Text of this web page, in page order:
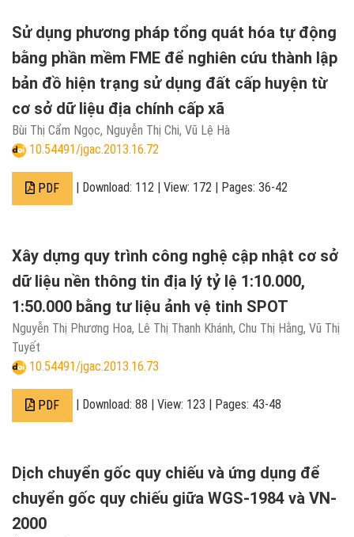
Sử dụng phương pháp tổng quát hóa tự động
bằng phần mềm FME để nghiên cứu thành lập
bản đồ hiện trạng sử dụng đất cấp huyện từ
cơ sở dữ liệu địa chính cấp xã
Bùi Thị Cẩm Ngọc, Nguyễn Thị Chi, Vũ Lệ Hà
10.54491/jgac.2013.16.72
PDF | Download: 112 | View: 172 | Pages: 36-42
Xây dựng quy trình công nghệ cập nhật cơ sở
dữ liệu nền thông tin địa lý tỷ lệ 1:10.000,
1:50.000 bằng tư liệu ảnh vệ tinh SPOT
Nguyễn Thị Phương Hoa, Lê Thị Thanh Khánh, Chu Thị Hằng, Vũ Thị
Tuyết
10.54491/jgac.2013.16.73
PDF | Download: 88 | View: 123 | Pages: 43-48
Dịch chuyển gốc quy chiếu và ứng dụng để
chuyển gốc quy chiếu giữa WGS-1984 và VN-
2000